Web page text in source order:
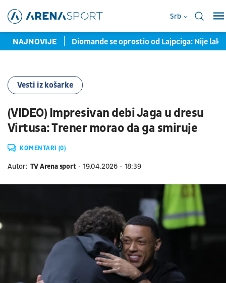
Srb
NAJNOVIJE
reagovala Diomande se oprostio od Lajpciga: Nije
Vesti iz košarke
(VIDEO) Impresivan debi Jaga u dresu
Virtusa: Trener morao da ga smiruje
KOMENTARI (0)
Autor: TV Arena sport 19.04.2026 18:39